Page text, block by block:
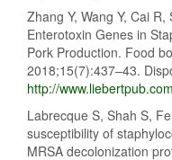
Zhang Y, Wang Y, Cai
Enterotoxin Genes in
Pork Production. Food
2018;15(7):437–43.
http://
Labrecque S, Shah S,
susceptibility of
MRSA decolonization